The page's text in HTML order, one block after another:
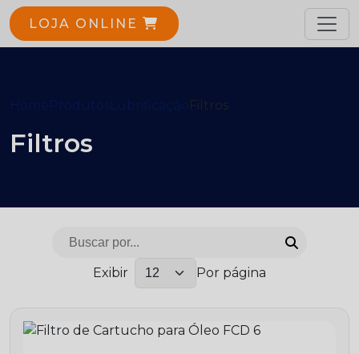
LOJA ONLINE
Home ProdutosLubrificação Filtros
Filtros
Exibir Por página